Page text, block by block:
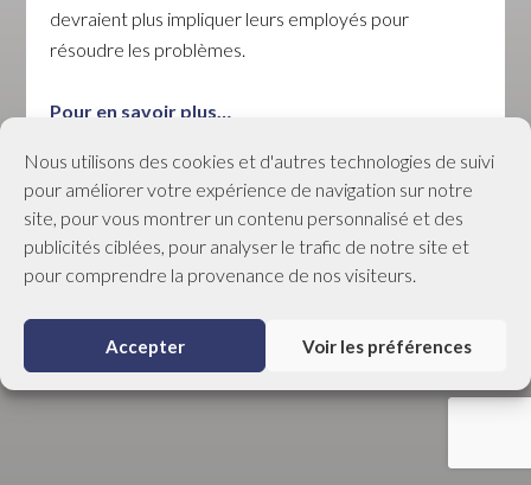
Nous utilisons des cookies et d'autres technologies de suivi
pour améliorer votre expérience de navigation sur notre
site, pour vous montrer un contenu personnalisé et des
publicités ciblées, pour analyser le trafic de notre site et
pour comprendre la provenance de nos visiteurs.
Accepter Voir les préférences
devraient plus impliquer leurs employés pour
résoudre les problèmes.
Pour en savoir plus…
© RGRHL Tous droits réservés |Politique de
confidentialité|Préférences de cookies